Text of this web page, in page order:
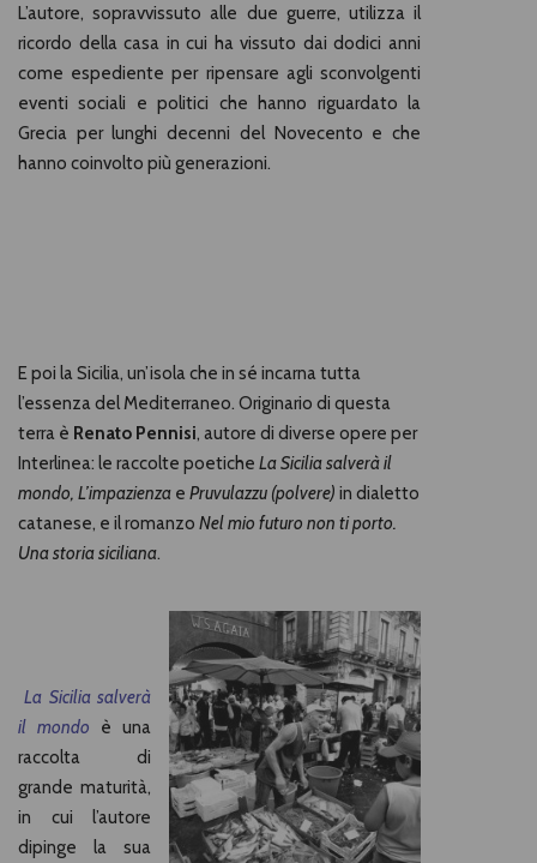
L’autore, sopravvissuto alle due guerre, utilizza il
ricordo della casa in cui ha vissuto dai dodici anni
come espediente per ripensare agli sconvolgenti
eventi sociali e politici che hanno riguardato la
Grecia per lunghi decenni del Novecento e che
hanno coinvolto più generazioni.
E poi la Sicilia, un’isola che in sé incarna tutta
l’essenza del Mediterraneo. Originario di questa
terra è Renato Pennisi, autore di diverse opere per
Interlinea: le raccolte poetiche La Sicilia salverà il
mondo, L’impazienza e Pruvulazzu (polvere) in dialetto
catanese, e il romanzo Nel mio futuro non ti porto.
Una storia siciliana.
La Sicilia salverà
il mondo è una
raccolta di
grande maturità,
in cui l’autore
dipinge la sua